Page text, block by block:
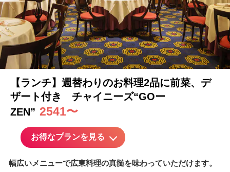
【ランチ】週替わりのお料理2品に前菜、 デ
ザート付き チャイニーズ“GOー
ZEN” 2541〜
お得なプランを見る
幅広いメニューで広東料理の真髄を味わっていただけます。